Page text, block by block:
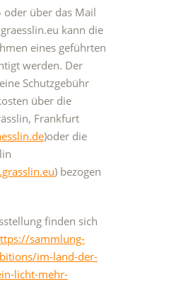
über das Mail
kann die
eines geführten
werden. Der
Schutzgebühr
über die
Frankfurt
)oder die
) bezogen
finden sich
sammlung-
im-land-der-
licht-mehr-